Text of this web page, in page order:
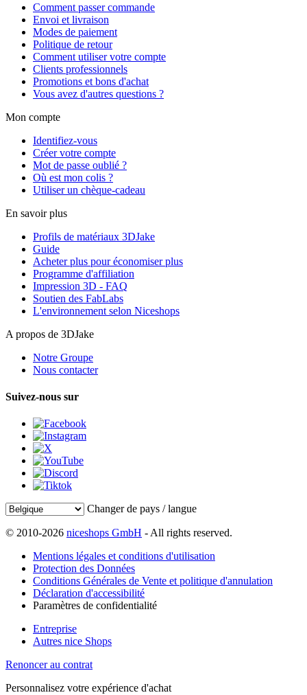
Comment passer commande
Envoi et livraison
Modes de paiement
Politique de retour
Comment utiliser votre compte
Clients professionnels
Promotions et bons d'achat
Vous avez d'autres questions ?
Mon compte
Identifiez-vous
Créer votre compte
Mot de passe oublié ?
Où est mon colis ?
Utiliser un chèque-cadeau
En savoir plus
Profils de matériaux 3DJake
Guide
Acheter plus pour économiser plus
Programme d'affiliation
Impression 3D - FAQ
Soutien des FabLabs
L'environnement selon Niceshops
A propos de 3DJake
Notre Groupe
Nous contacter
Suivez-nous sur
Changer de pays / langue
© 2010-2026 niceshops GmbH - All rights reserved.
Mentions légales et conditions d'utilisation
Protection des Données
Conditions Générales de Vente et politique d'annulation
Déclaration d'accessibilité
Paramètres de confidentialité
Entreprise
Autres nice Shops
Renoncer au contrat
Personnalisez votre expérience d'achat